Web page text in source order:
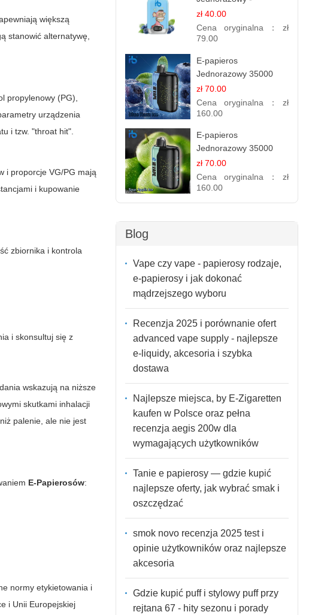
większą
stanowić alternatywę,
propylenowy (PG),
urządzenia
i tzw. "throat hit".
i proporcje VG/PG mają
i kupowanie
zbiornika i kontrola
i skonsultuj się z
wskazują na niższe
skutkami inhalacji
palenie, ale nie jest
E-Papierosów:
normy etykietowania i
i Unii Europejskiej
Niebieski Razz Lód
1.2% Nikotyny | Mocne
Doznania
zł 40.00
Cena oryginalna： zł
79.00
E-papieros
Jednorazowy 35000
Puff - Niebieski Razz
Ice | Chłodna Malina
zł 70.00
Cena oryginalna： zł
160.00
E-papieros
Jednorazowy 35000
Puff - Kwaśne Lody
Jabłkowe
zł 70.00
Cena oryginalna： zł
160.00
Blog
Vape czy vape - papierosy rodzaje,
e-papierosy i jak dokonać
mądrzejszego wyboru
Recenzja 2025 i porównanie ofert
advanced vape supply - najlepsze
e-liquidy, akcesoria i szybka
dostawa
Najlepsze miejsca, by E-Zigaretten
kaufen w Polsce oraz pełna
recenzja aegis 200w dla
wymagających użytkowników
Tanie e papierosy — gdzie kupić
najlepsze oferty, jak wybrać smak i
oszczędzać
smok novo recenzja 2025 test i
opinie użytkowników oraz najlepsze
akcesoria
Gdzie kupić puff i stylowy puff przy
rejtana 67 - hity sezonu i porady